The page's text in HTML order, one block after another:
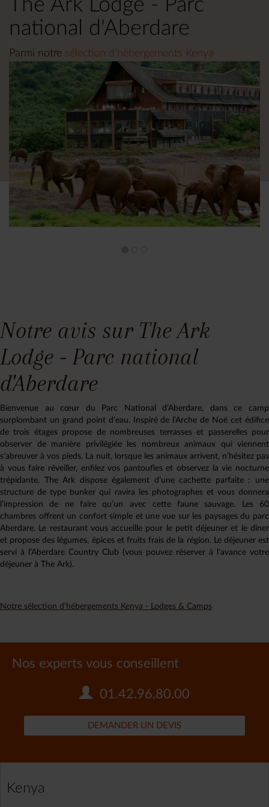
The Ark Lodge - Parc
national d'Aberdare
Parmi notre sélection d'hébergements Kenya
Notre avis sur The Ark
Lodge - Parc national
d'Aberdare
Bienvenue au cœur du Parc National d’Aberdare, dans ce camp
surplombant un grand point d’eau. Inspiré de l’Arche de Noé cet édifice
de trois étages propose de nombreuses terrasses et passerelles pour
observer de manière privilégiée les nombreux animaux qui viennent
s’abreuver à vos pieds. La nuit, lorsque les animaux arrivent, n’hésitez pas
à vous faire réveiller, enfilez vos pantoufles et observez la vie nocturne
trépidante. The Ark dispose également d’une cachette parfaite : une
structure de type bunker qui ravira les photographes et vous donnera
l’impression de ne faire qu’un avec cette faune sauvage. Les 60
chambres offrent un confort simple et une vue sur les paysages du parc
Aberdare. Le restaurant vous accueille pour le petit déjeuner et le dîner
et propose des légumes, épices et fruits frais de la région. Le déjeuner est
servi à l’Aberdare Country Club (vous pouvez réserver à l’avance votre
déjeuner à The Ark).
Notre sélection d'hébergements Kenya - Lodges & Camps
Nos experts vous conseillent
01.42.96.80.00
DEMANDER UN DEVIS
Kenya